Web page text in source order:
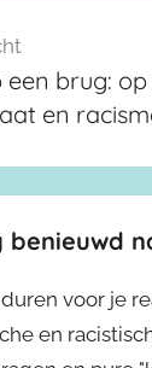
brug:
en
benieuwd
voor je
en